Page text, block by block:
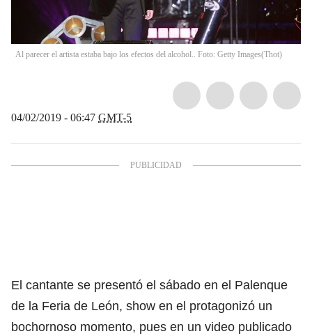
Al parecer el artista estaba bajo los efectos del alcohol.. Foto: Getty Images(Thot)
04/02/2019 - 06:47 GMT-5
El cantante se presentó el sábado en el Palenque
de la Feria de León, show en el protagonizó un
bochornoso momento, pues en un video publicado